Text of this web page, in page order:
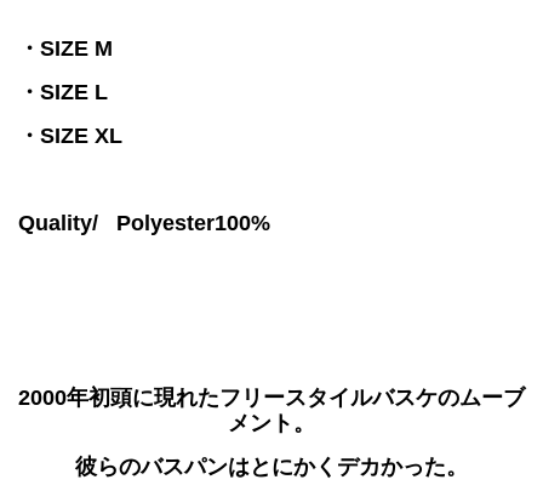
・SIZE M
・SIZE L
・SIZE XL
Quality/ Polyester100%
2000年初頭に現れたフリースタイルバスケのムーブ
メント。
彼らのバスパンはとにかくデカかった。